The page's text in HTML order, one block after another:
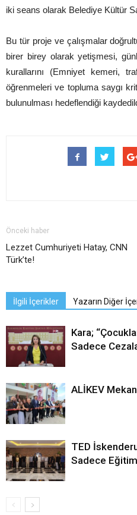
iki seans olarak Belediye Kültür
Bu tür proje ve çalışmalar
birer birey olarak yetişmesi,
kurallarını (Emniyet kemeri,
öğrenmeleri ve topluma saygı
bulunulması hedeflendiği
Önceki haber
Lezzet Cumhuriyeti Hatay, CNN
Türk’te!
İlgili İçerikler Yazarın Diğer
Kara;
Sadece
ALİKEV Mekan
TED
Sadece